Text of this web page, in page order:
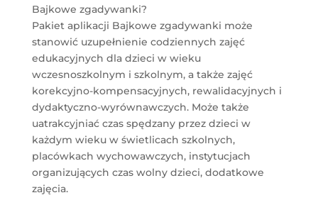
Bajkowe zgadywanki?
Pakiet aplikacji Bajkowe zgadywanki może
stanowić uzupełnienie codziennych zajęć
edukacyjnych dla dzieci w wieku
wczesnoszkolnym i szkolnym, a także zajęć
korekcyjno-kompensacyjnych, rewalidacyjnych i
dydaktyczno-wyrównawczych. Może także
uatrakcyjniać czas spędzany przez dzieci w
każdym wieku w świetlicach szkolnych,
placówkach wychowawczych, instytucjach
organizujących czas wolny dzieci, dodatkowe
zajęcia.